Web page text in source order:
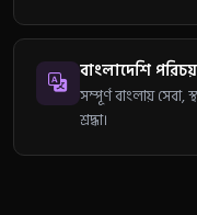
বাংলাদেশি পরিচয়
সম্পূর্ণ বাংলায় সেবা,
শ্রদ্ধা।